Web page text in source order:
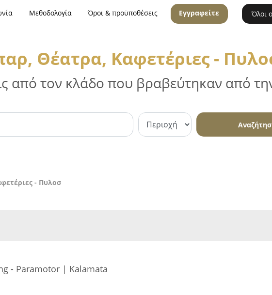
Μεθοδολογία Όροι & προϋποθέσεις Εγγραφείτε Όλοι
Θέατρα, Καφετέριες -
από τον κλάδο που βραβεύτηκαν από
- Πυλοσ
- Paramotor | Kalamata